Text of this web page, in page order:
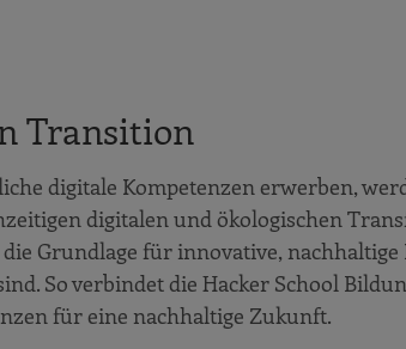
Transition
digitale Kompetenzen erwerben,
digitalen und ökologischen
Grundlage für innovative,
So verbindet die Hacker School
für eine nachhaltige Zukunft.